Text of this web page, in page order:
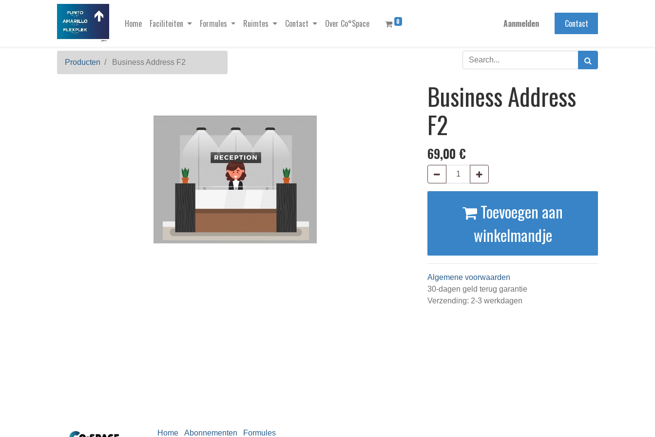
Home Faciliteiten Formules Ruimtes Contact Over Co°Space 0 Aanmelden Contact
Producten Business Address F2
Business Address
F2
69,00 €
Toevoegen aan
winkelmandje
Algemene voorwaarden
30-dagen geld terug garantie
Verzending: 2-3 werkdagen
Home Abonnementen Formules